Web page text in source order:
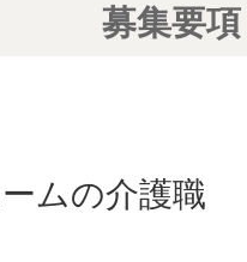
募集要項
ムの介護職